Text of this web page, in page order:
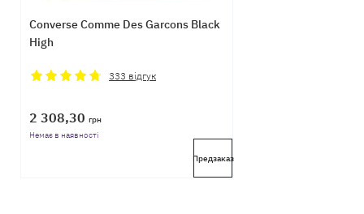
Converse Comme Des Garcons Black
High
333 відгук
2 308,30 грн
Немає в наявності
Предзаказ